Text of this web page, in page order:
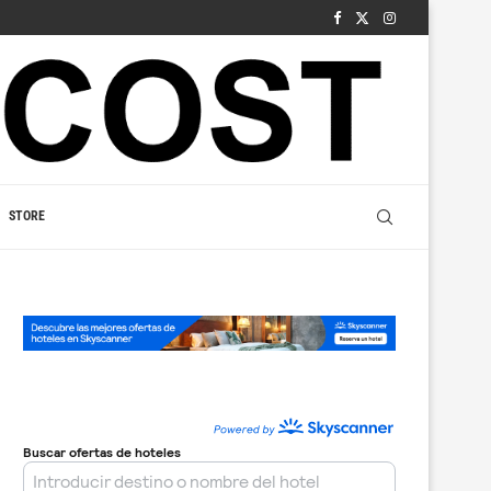
STORE